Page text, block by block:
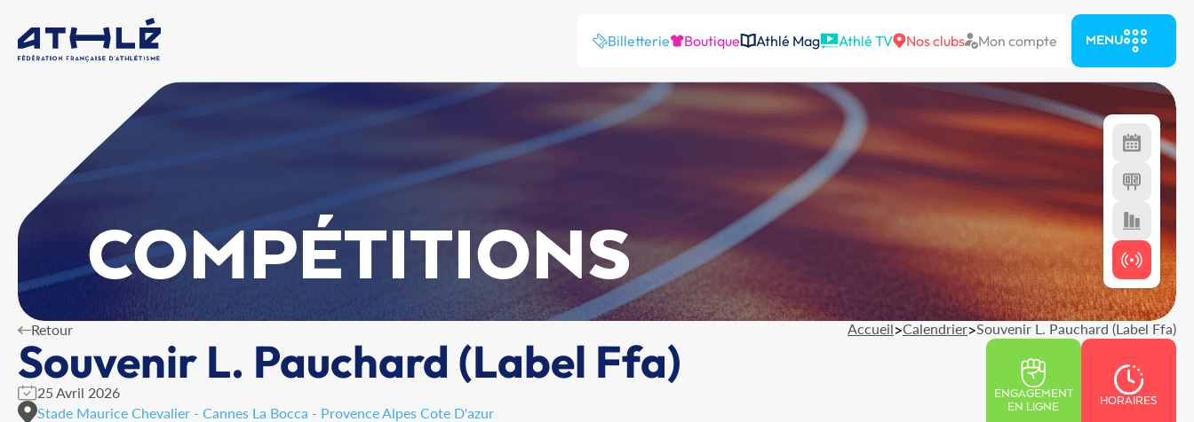
Billetterie Boutique Athlé Mag Athlé TV Nos clubs Mon compte MENU
COMPÉTITIONS
Retour Accueil>Calendrier>Souvenir L. Pauchard (Label Ffa)
Souvenir L. Pauchard (Label Ffa)
25 Avril 2026
Stade Maurice Chevalier - Cannes La Bocca - Provence Alpes Cote D'azur
ENGAGEMENT
EN LIGNE
HORAIRES